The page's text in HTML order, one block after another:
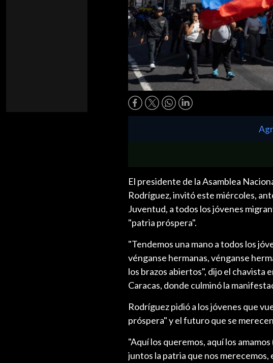
El presidente de la Asamblea
Rodríguez, invitó este miércoles,
Juventud, a todos los jóvenes
"patria próspera".
"Tendemos una mano a todos los
vénganse hermanas, vénganse
los brazos abiertos", dijo el chavista
Caracas, donde culminó la
Rodríguez pidió a los jóvenes que
próspera" y el futuro que se
"Aquí los queremos, aquí los
juntos la patria que nos